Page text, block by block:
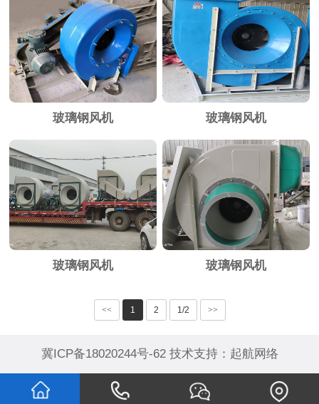
玻璃钢风机 玻璃钢风机
玻璃钢风机 玻璃钢风机
<< 1 2 1/2 >>
冀ICP备18020244号-62技术支持： 起航网络